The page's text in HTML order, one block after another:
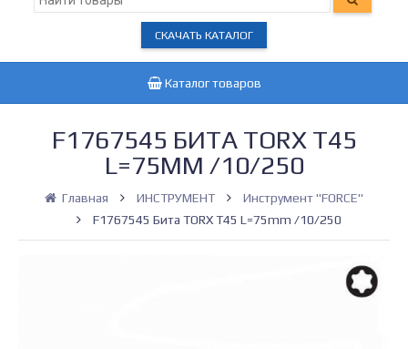
СКАЧАТЬ КАТАЛОГ
Каталог товаров
F1767545 БИТА TORX T45
L=75MM /10/250
Главная ИНСТРУМЕНТ
Инструмент "FORCE"
F1767545 Бита TORX T45 L=75mm /10/250